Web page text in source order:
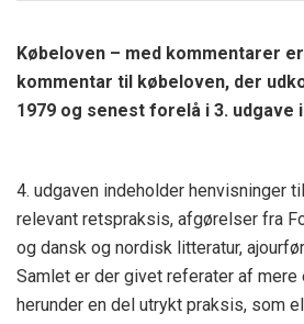
Købeloven – med kommentarer
kommentar til købeloven, der
1979 og senest forelå i 3. udgave i
4. udgaven indeholder henvisninger
relevant retspraksis, afgørelser fra
og dansk og nordisk litteratur,
Samlet er der givet referater af mere
herunder en del utrykt praksis, som